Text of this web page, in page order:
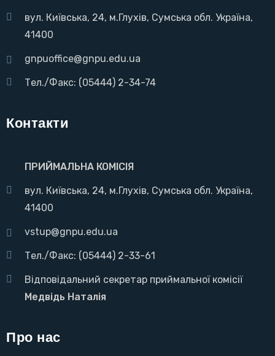
вул. Київська, 24, м.Глухів, Сумська обл. Україна,
41400
gnpuoffice@gnpu.edu.ua
Тел./Факс: (05444) 2-34-74
Контакти
ПРИЙМАЛЬНА КОМІСІЯ
вул. Київська, 24, м.Глухів, Сумська обл. Україна,
41400
vstup@gnpu.edu.ua
Тел./Факс: (05444) 2-33-61
Відповідальний секретар приймальної комісії
Медвідь Наталія
Про нас